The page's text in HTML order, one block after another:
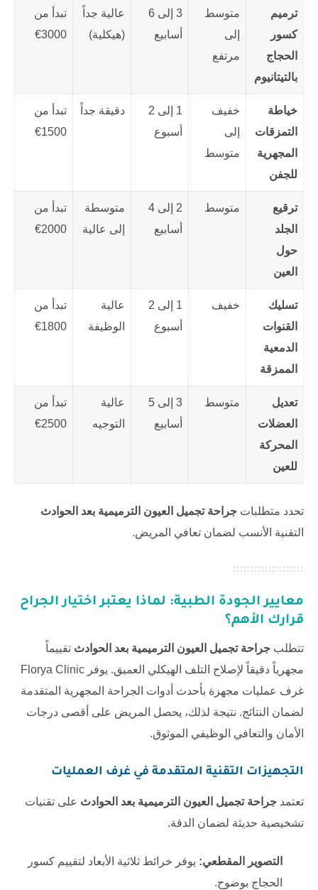
ترميم
كسور
الحجاج
بالتيتانيوم
متوسط
إلى
مرتفع
3 إلى 6
أسابيع
عالية جداً
(هيكلية)
تبدأ من
3000€
خياطة
التمزقات
المجهرية
للجفن
خفيف
إلى
متوسط
1 إلى 2
أسبوع
دقيقة جداً
تبدأ من
1500€
ترقيع
الجلد
حول
العين
متوسط
2 إلى 4
أسابيع
متوسطة
إلى عالية
تبدأ من
2000€
تسليك
القنوات
الدمعية
الممزقة
خفيف
1 إلى 2
أسبوع
عالية
الوظيفة
تبدأ من
1800€
تعديل
العضلات
المحركة
للعين
متوسط
3 إلى 5
أسابيع
عالية
التوجيه
تبدأ من
2500€
تحدد متطلبات جراحة تجميل العيون الترميمية بعد الحوادث
التقنية الأنسب لضمان تعافي المريض.
معايير الجودة الطبية: لماذا يعتبر اختيار الجراح
قرارك الأهم؟
تتطلب جراحة تجميل العيون الترميمية بعد الحوادث تقييماً
مجهرياً دقيقاً لإصلاح التلف الهيكلي العميق. يوفر Florya Clinic
غرف عمليات مجهزة بأحدث أدوات الجراحة المجهرية المتقدمة
لضمان النتائج. نتيجة لذلك، يحصل المريض على أقصى درجات
الأمان والتعافي الوظيفي الموثوق.
التجهيزات التقنية المتقدمة في غرف العمليات
تعتمد جراحة تجميل العيون الترميمية بعد الحوادث على تقنيات
تشخيصية حديثة لضمان الدقة.
التصوير المقطعي: يوفر خرائط ثلاثية الأبعاد لتقييم كسور
الحجاج بوضوح.